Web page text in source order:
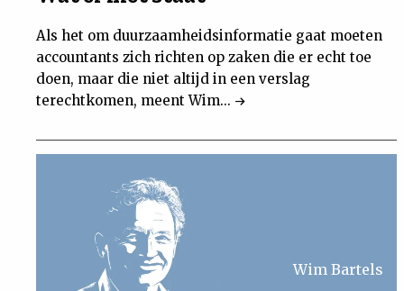
Als het om duurzaamheidsinformatie gaat moeten
accountants zich richten op zaken die er echt toe
doen, maar die niet altijd in een verslag
terechtkomen, meent Wim...
Wim Bartels